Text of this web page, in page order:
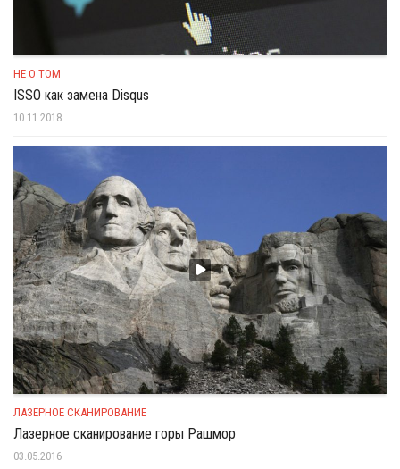
НЕ О ТОМ
ISSO как замена Disqus
10.11.2018
ЛАЗЕРНОЕ СКАНИРОВАНИЕ
Лазерное сканирование горы Рашмор
03.05.2016